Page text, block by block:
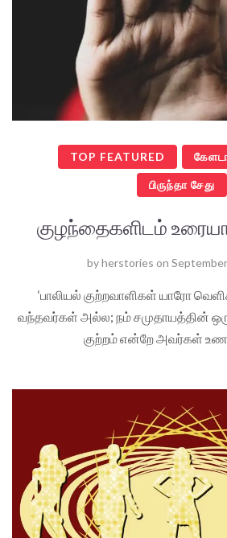
TOP FEATURED
பிருந்தா சேது
குழந்தைகளிடம்
byherstories on
‘பாலியல் குற்றவாளிகள் யாரோ
வந்தவர்கள் அல்ல; நம் சமுதாயத்தின்
குற்றம் என்றே அவர்கள்